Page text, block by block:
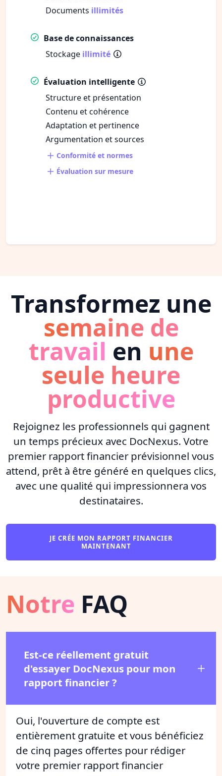
Documents illimités
Base de connaissances
Stockage illimité
Évaluation intelligente
Structure et présentation
Contenu et cohérence
Adaptation et pertinence
Argumentation et sources
Conformité et normes
Évaluation sur mesure
Transformez une
semaine de
travail en une
seule heure
productive
Rejoignez les professionnels qui gagnent
un temps précieux avec DocNexus. Votre
premier rapport financier prévisionnel vous
attend, prêt à être généré en quelques clics,
avec une qualité qui impressionnera vos
destinataires.
JE CRÉE MON RAPPORT FINANCIER
MAINTENANT
Notre FAQ
Est-ce réellement gratuit
d'essayer DocNexus pour mon
rapport financier ?
Oui, l'ouverture de compte est
entièrement gratuite et vous bénéficiez
de cinq pages offertes pour rédiger
votre premier rapport financier